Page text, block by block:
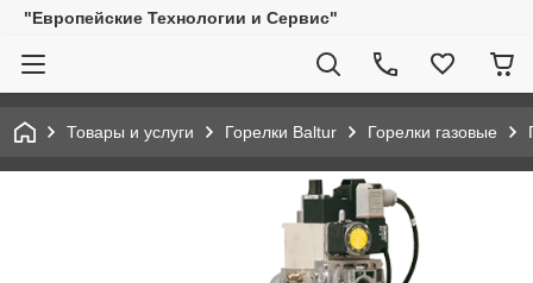
"Европейские Технологии и Сервис"
Товары и услуги Горелки Baltur Горелки газовые